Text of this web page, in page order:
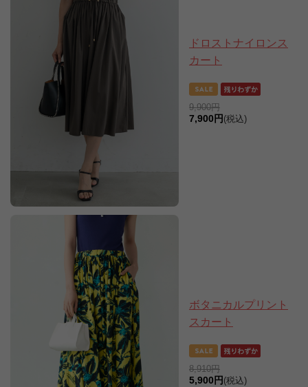
ドロストナイロンス
カート
9,900円
7,900円 (税込)
ボタニカルプリント
スカート
8,910円
5,900円 (税込)